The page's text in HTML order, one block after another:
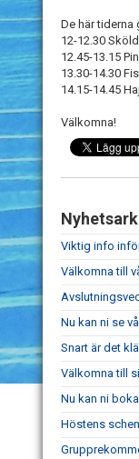
De här tiderna
12-12.30
12.45-13.15
13.30-14.30
14.15-14.45
Välkomna!
Viktig info
Välkomna till
Nu kan ni se
Snart är det
Välkomna till
Nu kan ni
Höstens